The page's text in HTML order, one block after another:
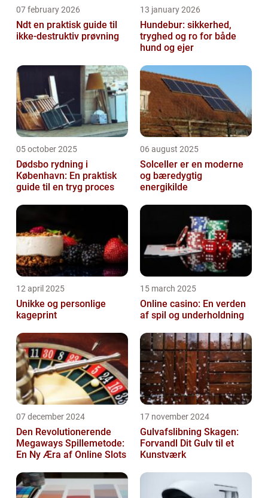
07 february 2026
Ndt en praktisk guide til
ikke-destruktiv prøvning
13 january 2026
Hundebur: sikkerhed,
tryghed og ro for både
hund og ejer
05 october 2025
Dødsbo rydning i
København: En praktisk
guide til en tryg proces
06 august 2025
Solceller er en moderne
og bæredygtig
energikilde
12 april 2025
Unikke og personlige
kageprint
15 march 2025
Online casino: En verden
af spil og underholdning
07 december 2024
Den Revolutionerende
Megaways Spillemetode:
En Ny Æra af Online Slots
17 november 2024
Gulvafslibning Skagen:
Forvandl Dit Gulv til et
Kunstværk